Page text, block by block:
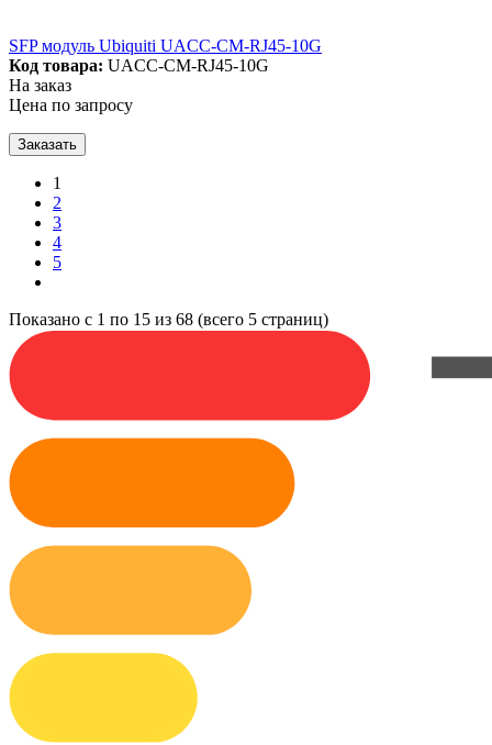
SFP модуль Ubiquiti UACC-CM-RJ45-10G
Код товара: UACC-CM-RJ45-10G
На заказ
Цена по запросу
Заказать
1
2
3
4
5
Показано с 1 по 15 из 68 (всего 5 страниц)